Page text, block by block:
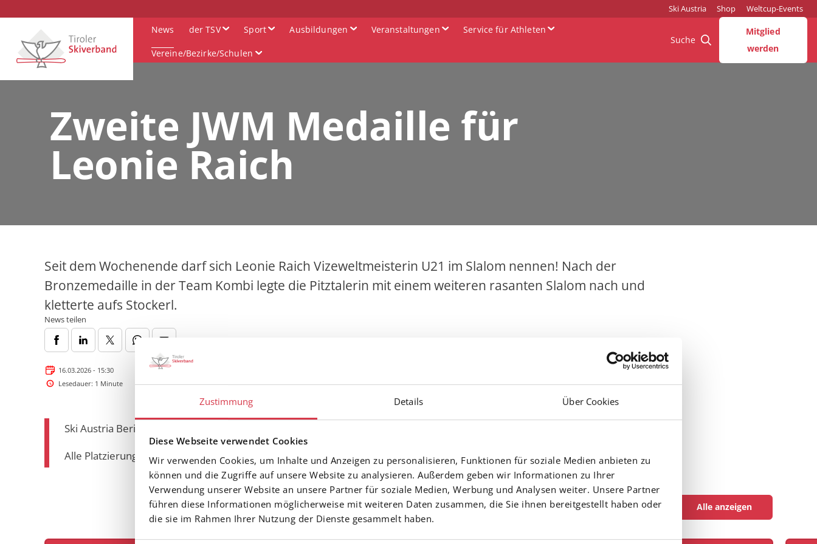
Zustimmung Details Über Cookies
Diese Webseite verwendet Cookies
Wir verwenden Cookies, um Inhalte und Anzeigen zu personalisieren, Funktionen für soziale Medien anbieten zu
können und die Zugriffe auf unsere Website zu analysieren. Außerdem geben wir Informationen zu Ihrer
Verwendung unserer Website an unsere Partner für soziale Medien, Werbung und Analysen weiter. Unsere Partner
führen diese Informationen möglicherweise mit weiteren Daten zusammen, die Sie ihnen bereitgestellt haben oder
die sie im Rahmen Ihrer Nutzung der Dienste gesammelt haben.
Ski Austria Shop Weltcup-Events
News der TSV Sport Ausbildungen Veranstaltungen Service für Athleten
Vereine/Bezirke/Schulen
Suche
Mitglied
werden
Zweite JWM Medaille für
Leonie Raich
Seit dem Wochenende darf sich Leonie Raich Vizeweltmeisterin U21 im Slalom nennen! Nach der
Bronzemedaille in der Team Kombi legte die Pitztalerin mit einem weiteren rasanten Slalom nach und
kletterte aufs Stockerl.
News teilen
16.03.2026 - 15:30
Lesedauer: 1 Minute
Ski Austria Bericht
Alle PlatzierungenHIER
Alle anzeigen